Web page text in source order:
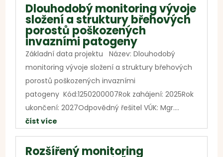
Dlouhodobý monitoring vývoje
složení a struktury břehových
porostů poškozených
invazními patogeny
Základní data projektu Název: Dlouhodobý
monitoring vývoje složení a struktury břehových
porostů poškozených invazními
patogeny Kód:1250200007Rok zahájení: 2025Rok
ukončení: 2027Odpovědný řešitel VÚK: Mgr....
číst více
Rozšířený monitoring